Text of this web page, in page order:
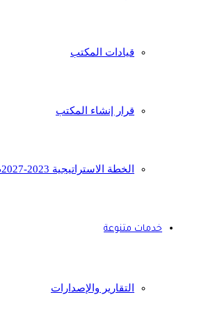
قيادات المكتب
قرار إنشاء المكتب
الخطة الاستراتيجية 2023-2027م
خدمات متنوعة
التقارير والإصدارات